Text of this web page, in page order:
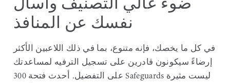
ضوء عالي التصنيف واسأل
نفسك عن المنافذ
في كل ما يخصك، فإنه متنوع، بما في ذلك اللاعبين الأكثر
إرضاءً سيكونون قادرين على تسجيل الترفيه لمساعدتك
على التفضيل. أحدث فتحة 300 Safeguards ليست مثيرة